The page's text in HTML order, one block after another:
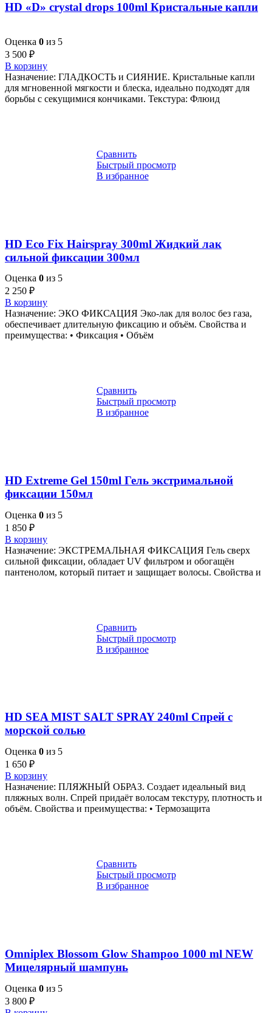
HD «D» crystal drops 100ml Кристальные капли
Оценка 0 из 5
3 500 ₽
В корзину
Назначение: ГЛАДКОСТЬ и СИЯНИЕ. Кристальные капли
для мгновенной мягкости и блеска, идеально подходят для
борьбы с секущимися кончиками. Текстура: Флюид
Сравнить
Быстрый просмотр
В избранное
HD Eco Fix Hairspray 300ml Жидкий лак
сильной фиксации 300мл
Оценка 0 из 5
2 250 ₽
В корзину
Назначение: ЭКО ФИКСАЦИЯ Эко-лак для волос без газа,
обеспечивает длительную фиксацию и объём. Свойства и
преимущества: • Фиксация • Объём
Сравнить
Быстрый просмотр
В избранное
HD Extreme Gel 150ml Гель экстримальной
фиксации 150мл
Оценка 0 из 5
1 850 ₽
В корзину
Назначение: ЭКСТРЕМАЛЬНАЯ ФИКСАЦИЯ Гель сверх
сильной фиксации, обладает UV фильтром и обогащён
пантенолом, который питает и защищает волосы. Свойства и
Сравнить
Быстрый просмотр
В избранное
HD SEA MIST SALT SPRAY 240ml Спрей с
морской солью
Оценка 0 из 5
1 650 ₽
В корзину
Назначение: ПЛЯЖНЫЙ ОБРАЗ. Создает идеальный вид
пляжных волн. Спрей придаёт волосам текстуру, плотность и
объём. Свойства и преимущества: • Термозащита
Сравнить
Быстрый просмотр
В избранное
Omniplex Blossom Glow Shampoo 1000 ml NEW
Мицелярный шампунь
Оценка 0 из 5
3 800 ₽